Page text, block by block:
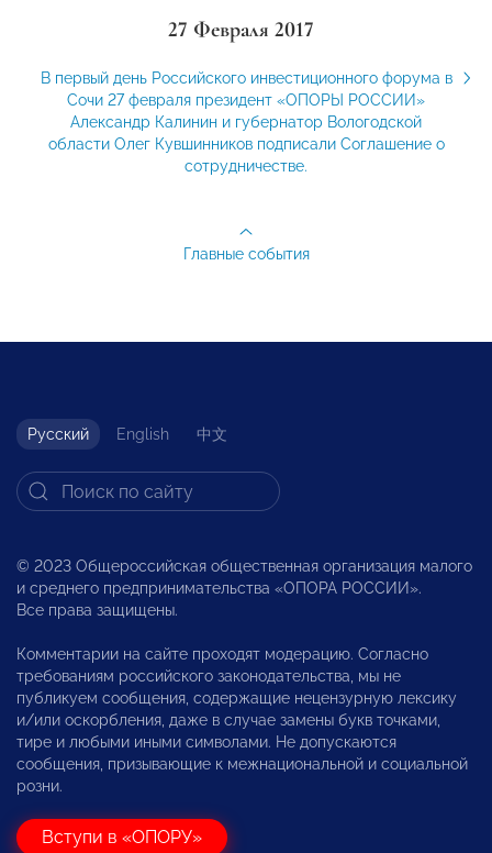
27 Февраля 2017
В первый день Российского инвестиционного форума в
Сочи 27 февраля президент «ОПОРЫ РОССИИ»
Александр Калинин и губернатор Вологодской
области Олег Кувшинников подписали Соглашение о
сотрудничестве.
Главные события
Русский English 中文
© 2023 Общероссийская общественная организация малого
и среднего предпринимательства «ОПОРА РОССИИ».
Все права защищены.
Комментарии на сайте проходят модерацию. Согласно
требованиям российского законодательства, мы не
публикуем сообщения, содержащие нецензурную лексику
и/или оскорбления, даже в случае замены букв точками,
тире и любыми иными символами. Не допускаются
сообщения, призывающие к межнациональной и социальной
розни.
Вступи в «ОПОРУ»